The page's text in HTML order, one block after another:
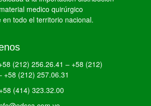
medico quirúrgico
en todo el territorio nacional.
(212) 256.26.41 – +58 (212)
+58 (212) 257.06.31
+58 (414) 323.32.00